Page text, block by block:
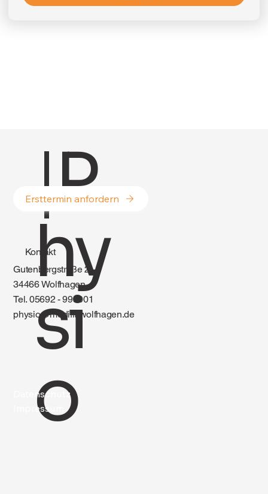
|P
hy
si
o
Kontakt
Gutenbergstraße 2
34466 Wolfhagen
Tel. 05692 - 995001
physio@medifit-wolfhagen.de
Ersttermin anfordern
Datenschutz
Impressum